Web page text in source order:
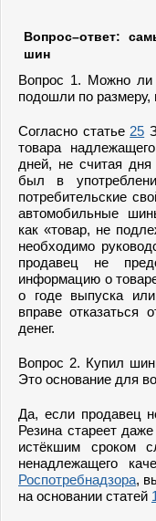
Вопрос–ответ:
шин
Вопрос 1. Можно ли
подошли по
Согласно статье 25
товара
дней, не считая
был в
потребительские
автомобильные
как «товар, не
необходимо
продавец не
информацию о
о годе выпуска или
вправе отказаться
денег.
Вопрос 2. Купил
Это основание для
Да, если продавец
Резина стареет
истёкшим сроком
ненадлежащего
Роспотребнадзора,
на основании статей